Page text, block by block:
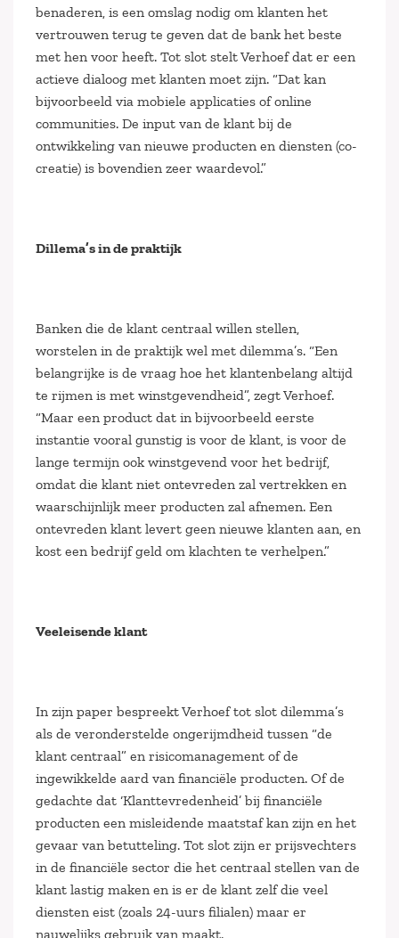
benaderen, is een omslag nodig om klanten het
vertrouwen terug te geven dat de bank het beste
met hen voor heeft. Tot slot stelt Verhoef dat er een
actieve dialoog met klanten moet zijn. “Dat kan
bijvoorbeeld via mobiele applicaties of online
communities. De input van de klant bij de
ontwikkeling van nieuwe producten en diensten (co-
creatie) is bovendien zeer waardevol.”
Dillema’s in de praktijk
Banken die de klant centraal willen stellen,
worstelen in de praktijk wel met dilemma’s. “Een
belangrijke is de vraag hoe het klantenbelang altijd
te rijmen is met winstgevendheid”, zegt Verhoef.
“Maar een product dat in bijvoorbeeld eerste
instantie vooral gunstig is voor de klant, is voor de
lange termijn ook winstgevend voor het bedrijf,
omdat die klant niet ontevreden zal vertrekken en
waarschijnlijk meer producten zal afnemen. Een
ontevreden klant levert geen nieuwe klanten aan, en
kost een bedrijf geld om klachten te verhelpen.”
Veeleisende klant
In zijn paper bespreekt Verhoef tot slot dilemma’s
als de veronderstelde ongerijmdheid tussen “de
klant centraal” en risicomanagement of de
ingewikkelde aard van financiële producten. Of de
gedachte dat ‘Klanttevredenheid’ bij financiële
producten een misleidende maatstaf kan zijn en het
gevaar van betutteling. Tot slot zijn er prijsvechters
in de financiële sector die het centraal stellen van de
klant lastig maken en is er de klant zelf die veel
diensten eist (zoals 24-uurs filialen) maar er
nauwelijks gebruik van maakt.